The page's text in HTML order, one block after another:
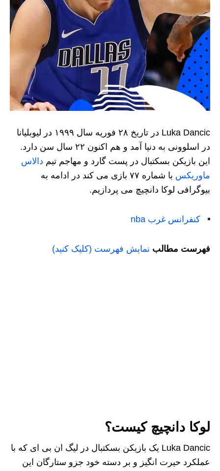
Luka Dancic در تاریخ ۲۸ فوریه سال ۱۹۹۹ در لیوبلیانا
در اسلوونی به دنیا آمد و هم اکنون ۲۲ سال سن دارد.
این بازیکن بسکتبال در پست گارد و مهاجم تیم دالاس
ماوریکس
با شماره ۷۷ بازی می کند در ادامه به
بیوگرافی لوکا دانچیچ می پردازیم.
کنفرانس غرب nba
فهرست مطالب نمایش فهرست (کلیک کنید)
لوکا دانچیچ کیست؟
Luka Dancic یک بازیکن بسکتبال در لیگ ان بی ای که با
عملکرد حیرت انگیز و بر دسته خود جزو ستارگان این